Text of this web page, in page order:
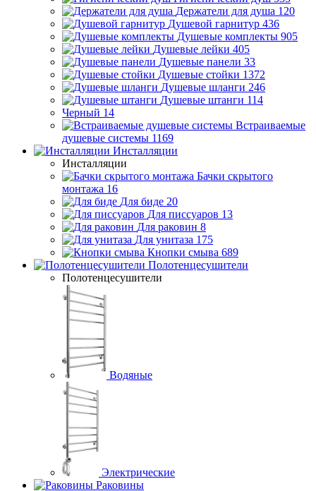
Держатели для душа 120
Душевой гарнитур 436
Душевые комплекты 905
Душевые лейки 405
Душевые панели 33
Душевые стойки 1372
Душевые шланги 246
Душевые штанги 114
Черный 14
Встраиваемые
душевые системы 1169
Инсталляции
Инсталляции
Бачки скрытого
монтажа 16
Для биде 20
Для писсуаров 13
Для раковин 8
Для унитаза 175
Кнопки смыва 689
Полотенцесушители
Полотенцесушители
Водяные
Электрические
Раковины